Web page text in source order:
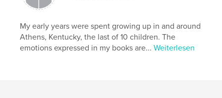
relationships
My early years were spent growing up in and around
Athens, Kentucky, the last of 10 children. The
emotions expressed in my books are...Weiterlesen